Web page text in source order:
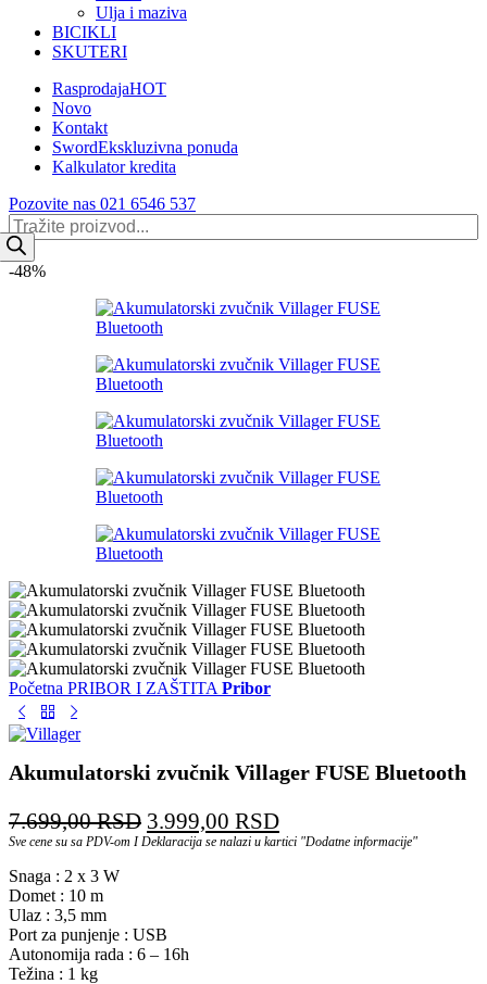
Ulja i maziva
BICIKLI
SKUTERI
RasprodajaHOT
Novo
Kontakt
SwordEkskluzivna ponuda
Kalkulator kredita
Pozovite nas 021 6546 537
Products
search
-48%
Početna PRIBOR I ZAŠTITA Pribor
Akumulatorski zvučnik Villager FUSE Bluetooth
7.699,00RSD Originalna
cena
7.699,00 RSD.
3.999,00 RSDTrenutna
cena
Sve cene su sa PDV-om I Deklaracija se nalazi u kartici "Dodatne informacije"
Snaga : 2 x 3 W
Domet : 10 m
Ulaz : 3,5 mm
Port za punjenje : USB
Autonomija rada : 6 – 16h
Težina : 1 kg